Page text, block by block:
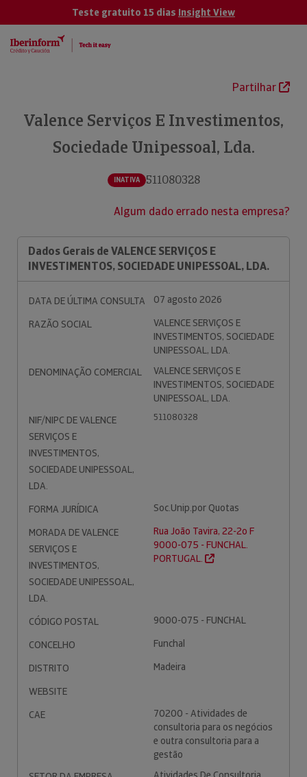
Teste gratuito 15 dias Insight View
Partilhar
Valence Serviços E Investimentos,
Sociedade Unipessoal, Lda.
INATIVA 511080328
Algum dado errado nesta empresa?
Dados Gerais de VALENCE SERVIÇOS E
INVESTIMENTOS, SOCIEDADE UNIPESSOAL, LDA.
DATA DE ÚLTIMA CONSULTA
07 agosto 2026
RAZÃO SOCIAL
VALENCE SERVIÇOS E
INVESTIMENTOS, SOCIEDADE
UNIPESSOAL, LDA.
DENOMINAÇÃO COMERCIAL
VALENCE SERVIÇOS E
INVESTIMENTOS, SOCIEDADE
UNIPESSOAL, LDA.
NIF/NIPC DE VALENCE
SERVIÇOS E
INVESTIMENTOS,
SOCIEDADE UNIPESSOAL,
LDA.
511080328
FORMA JURÍDICA
Soc.Unip.por Quotas
MORADA DE VALENCE
SERVIÇOS E
INVESTIMENTOS,
SOCIEDADE UNIPESSOAL,
LDA.
Rua João Tavira, 22-2o F
9000-075 - FUNCHAL.
PORTUGAL.
CÓDIGO POSTAL
9000-075 - FUNCHAL
CONCELHO
Funchal
DISTRITO
Madeira
WEBSITE
CAE
70200 - Atividades de
consultoria para os negócios
e outra consultoria para a
gestão